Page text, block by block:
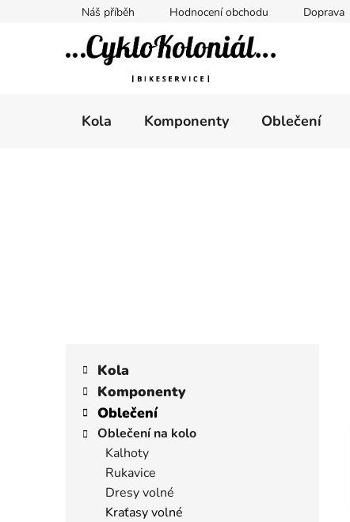
Náš příběh Hodnocení obchodu Doprava
Kola Komponenty Oblečení
kategorie
Kola
Komponenty
Oblečení
Oblečení na kolo
Kalhoty
Rukavice
Dresy volné
Kraťasy volné